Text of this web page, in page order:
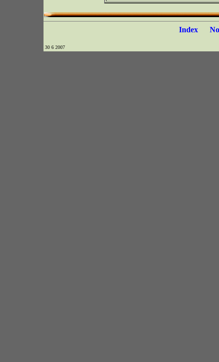
Index
30 6 2007